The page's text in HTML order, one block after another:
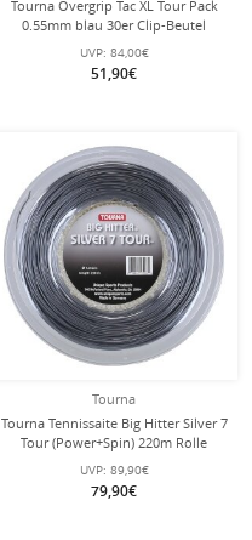
Tourna Overgrip Tac XL Tour Pack
0.55mm blau 30er Clip-Beutel
UVP: 84,00€
51,90€
Tourna
Tourna Tennissaite Big Hitter Silver 7
Tour (Power+Spin) 220m Rolle
UVP: 89,90€
79,90€